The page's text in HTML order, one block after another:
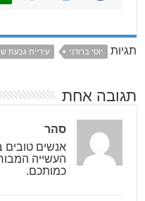
תגיות יוסי ברודני עיריית גבעת
תגובה אחת
סהר
אנשים
העשייה
כמותכם.